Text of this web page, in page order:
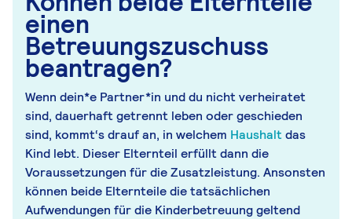
einen
Betreuungszuschuss
beantragen?
Wenn dein*e Partner*in und du nicht verheiratet
sind, dauerhaft getrennt leben oder geschieden
sind, kommt‘s drauf an, in welchem Haushaltdas
Kind lebt. Dieser Elternteil erfüllt dann die
Voraussetzungen für die Zusatzleistung. Ansonsten
können beide Elternteile die tatsächlichen
Aufwendungen für die Kinderbetreuung geltend